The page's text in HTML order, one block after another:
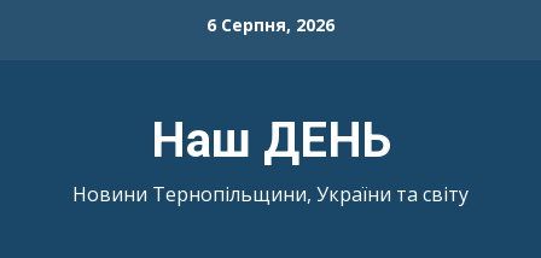
6 Серпня, 2026
Наш ДЕНЬ
Новини Тернопільщини, України та світу